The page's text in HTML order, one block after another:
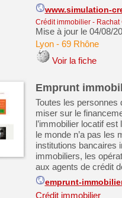
www.simulation-
Crédit immobilier- Rachat
Mise à jour le 04/08/
Lyon- 69 Rhône
Voir la fiche
Emprunt
Toutes les personnes
miser sur le
l’immobilier locatif
le monde n’a pas les
institutions bancaires
immobiliers, les
aux agents de crédit
emprunt-
Crédit immobilier